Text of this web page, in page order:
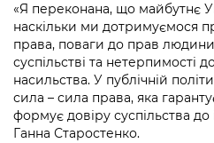
«Я переконана, що майбутнє
наскільки ми дотримуємося
права, поваги до прав
суспільстві та нетерпимості
насильства. У публічній
сила – сила права, яка
формує довіру суспільства до
Ганна Старостенко.